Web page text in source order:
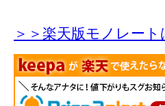
＞＞楽天版モノレー